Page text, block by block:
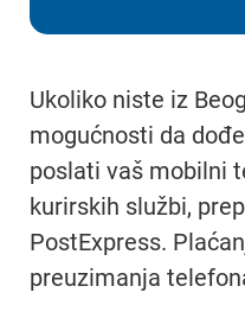
Ukoliko niste iz
mogućnosti da
poslati vaš mobilni
kurirskih službi,
PostExpress.
preuzimanja